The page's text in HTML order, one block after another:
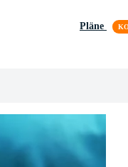
Pläne